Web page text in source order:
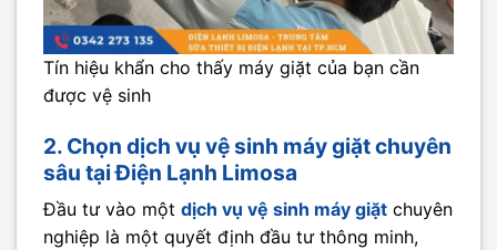
Tín hiệu khẩn cho thấy máy giặt của bạn cần
được vệ sinh
2. Chọn dịch vụ vệ sinh máy giặt chuyên
sâu tại Điện Lạnh Limosa
Đầu tư vào một dịch vụ vệ sinh máy giặt chuyên
nghiệp là một quyết định đầu tư thông minh,